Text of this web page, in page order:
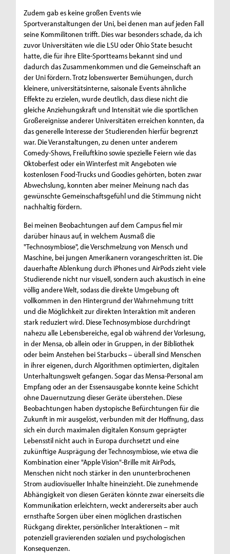
Zudem gab es keine großen Events wie
Sportveranstaltungen der Uni, bei denen man auf jeden Fall
seine Kommilitonen trifft. Dies war besonders schade, da ich
zuvor Universitäten wie die LSU oder Ohio State besucht
hatte, die für ihre Elite-Sportteams bekannt sind und
dadurch das Zusammenkommen und die Gemeinschaft an
der Uni fördern. Trotz lobenswerter Bemühungen, durch
kleinere, universitätsinterne, saisonale Events ähnliche
Effekte zu erzielen, wurde deutlich, dass diese nicht die
gleiche Anziehungskraft und Intensität wie die sportlichen
Großereignisse anderer Universitäten erreichen konnten, da
das generelle Interesse der Studierenden hierfür begrenzt
war. Die Veranstaltungen, zu denen unter anderem
Comedy-Shows, Freiluftkino sowie spezielle Feiern wie das
Oktoberfest oder ein Winterfest mit Angeboten wie
kostenlosen Food-Trucks und Goodies gehörten, boten zwar
Abwechslung, konnten aber meiner Meinung nach das
gewünschte Gemeinschaftsgefühl und die Stimmung nicht
nachhaltig fördern.
Bei meinen Beobachtungen auf dem Campus fiel mir
darüber hinaus auf, in welchem Ausmaß die
"Technosymbiose", die Verschmelzung von Mensch und
Maschine, bei jungen Amerikanern vorangeschritten ist. Die
dauerhafte Ablenkung durch iPhones und AirPods zieht viele
Studierende nicht nur visuell, sondern auch akustisch in eine
völlig andere Welt, sodass die direkte Umgebung oft
vollkommen in den Hintergrund der Wahrnehmung tritt
und die Möglichkeit zur direkten Interaktion mit anderen
stark reduziert wird. Diese Technosymbiose durchdringt
nahezu alle Lebensbereiche, egal ob während der Vorlesung,
in der Mensa, ob allein oder in Gruppen, in der Bibliothek
oder beim Anstehen bei Starbucks – überall sind Menschen
in ihrer eigenen, durch Algorithmen optimierten, digitalen
Unterhaltungswelt gefangen. Sogar das Mensa-Personal am
Empfang oder an der Essensausgabe konnte keine Schicht
ohne Dauernutzung dieser Geräte überstehen. Diese
Beobachtungen haben dystopische Befürchtungen für die
Zukunft in mir ausgelöst, verbunden mit der Hoffnung, dass
sich ein durch maximalen digitalen Konsum geprägter
Lebensstil nicht auch in Europa durchsetzt und eine
zukünftige Ausprägung der Technosymbiose, wie etwa die
Kombination einer "Apple Vision"-Brille mit AirPods,
Menschen nicht noch stärker in den ununterbrochenen
Strom audiovisueller Inhalte hineinzieht. Die zunehmende
Abhängigkeit von diesen Geräten könnte zwar einerseits die
Kommunikation erleichtern, weckt andererseits aber auch
ernsthafte Sorgen über einen möglichen drastischen
Rückgang direkter, persönlicher Interaktionen – mit
potenziell gravierenden sozialen und psychologischen
Konsequenzen.